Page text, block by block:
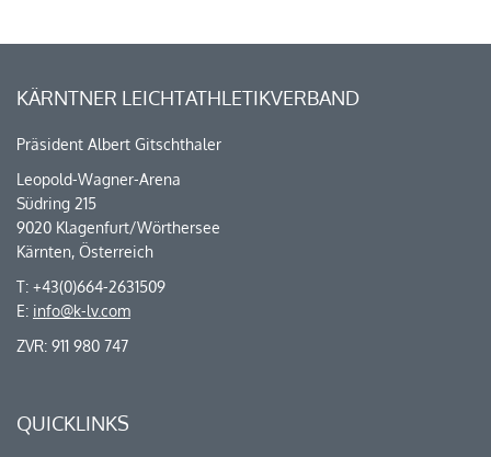
KÄRNTNER LEICHTATHLETIKVERBAND
Präsident Albert Gitschthaler
Leopold-Wagner-Arena
Südring 215
9020 Klagenfurt/Wörthersee
Kärnten, Österreich
T: +43(0)664-2631509
E: info@k-lv.com
ZVR: 911 980 747
QUICKLINKS